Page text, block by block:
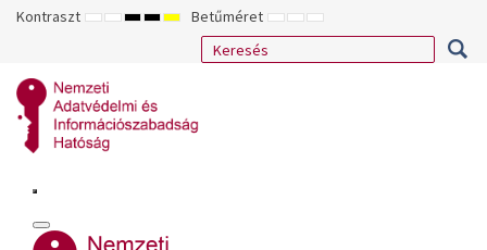
Kontraszt ALAPÉRTELMEZETT
ÉJSZAKAI
NAGY
KONTRASZTÚ
NAGY
KONTRASZTÚ
NAGY
KONTRASZTÚ
SÁRGA
FEKETE
Betűméret KISEBB
BETŰTÍPUS
ALAPÉRTELMEZETT
BETŰMÉRET
NAGYOBB
BETŰMÉRET